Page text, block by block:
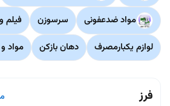
مواد ضدعفونی
سرسوزن
فیلم
لوازم یکبارمصرف
دهان بازکن مواد
فرز